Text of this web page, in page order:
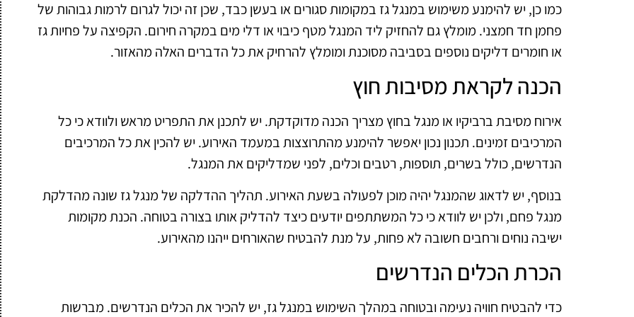
כמו כן, יש להימנע משימוש במנגל גז במקומות סגורים או בעשן כבד, שכן זה יכול לגרום לרמות גבוהות של
פחמן חד חמצני. מומלץ גם להחזיק ליד המנגל מטף כיבוי או דלי מים במקרה חירום. הקפיצה על פחיות גז
או חומרים דליקים נוספים בסביבה מסוכנת ומומלץ להרחיק את כל הדברים האלה מהאזור.
הכנה לקראת מסיבות חוץ
אירוח מסיבת ברביקיו או מנגל בחוץ מצריך הכנה מדוקדקת. יש לתכנן את התפריט מראש ולוודא כי כל
המרכיבים זמינים. תכנון נכון יאפשר להימנע מהתרוצצות במעמד האירוע. יש להכין את כל המרכיבים
הנדרשים, כולל בשרים, תוספות, רטבים וכלים, לפני שמדליקים את המנגל.
בנוסף, יש לדאוג שהמנגל יהיה מוכן לפעולה בשעת האירוע. תהליך ההדלקה של מנגל גז שונה מהדלקת
מנגל פחם, ולכן יש לוודא כי כל המשתתפים יודעים כיצד להדליק אותו בצורה בטוחה. הכנת מקומות
ישיבה נוחים ורחבים חשובה לא פחות, על מנת להבטיח שהאורחים ייהנו מהאירוע.
הכרת הכלים הנדרשים
כדי להבטיח חוויה נעימה ובטוחה במהלך השימוש במנגל גז, יש להכיר את הכלים הנדרשים. מברשות